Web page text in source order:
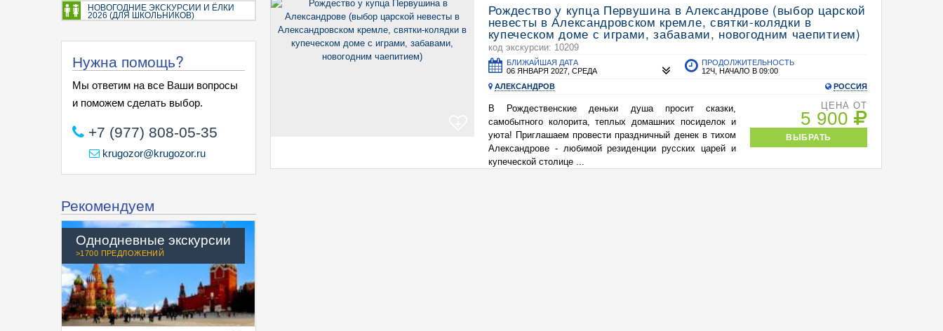
НОВОГОДНИЕ ЭКСКУРСИИ И ЁЛКИ
2026 (ДЛЯ ШКОЛЬНИКОВ)
Нужна помощь?
Мы ответим на все Ваши вопросы
и поможем сделать выбор.
+7 (977) 808-05-35
krugozor@krugozor.ru
Рекомендуем
Однодневные экскурсии
>1700 ПРЕДЛОЖЕНИЙ
Рождество у купца Первушина в Александрове (выбор царской
невесты в Александровском кремле, святки-колядки в
купеческом доме с играми, забавами, новогодним чаепитием)
код экскурсии: 10209
БЛИЖАЙШАЯ ДАТА
06 ЯНВАРЯ 2027, СРЕДА
ПРОДОЛЖИТЕЛЬНОСТЬ
12Ч, НАЧАЛО В 09:00
АЛЕКСАНДРОВ
РОССИЯ
В Рождественские деньки душа просит сказки,
самобытного колорита, теплых домашних посиделок и
уюта! Приглашаем провести праздничный денек в тихом
Александрове - любимой резиденции русских царей и
купеческой столице ...
ЦЕНА ОТ
5 900
ВЫБРАТЬ